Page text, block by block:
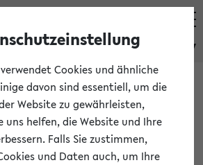
eKVV
Semester
welches Sie für Ihre Sitzung
Cookies und ähnliche
davon sind essentiell, um die
Website zu gewährleisten,
uns helfen, die Website und Ihre
Falls Sie zustimmen,
und Daten auch, um Ihre